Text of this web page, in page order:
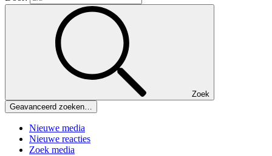
Zoek
Geavanceerd zoeken…
Nieuwe media
Nieuwe reacties
Zoek media